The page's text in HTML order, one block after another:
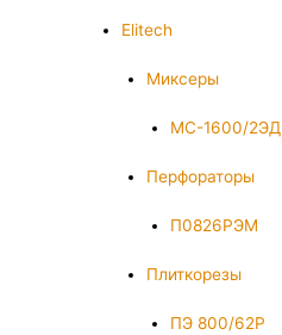
Elitech
Миксеры
МС-1600/2ЭД
Перфораторы
П0826РЭМ
Плиткорезы
ПЭ 800/62Р